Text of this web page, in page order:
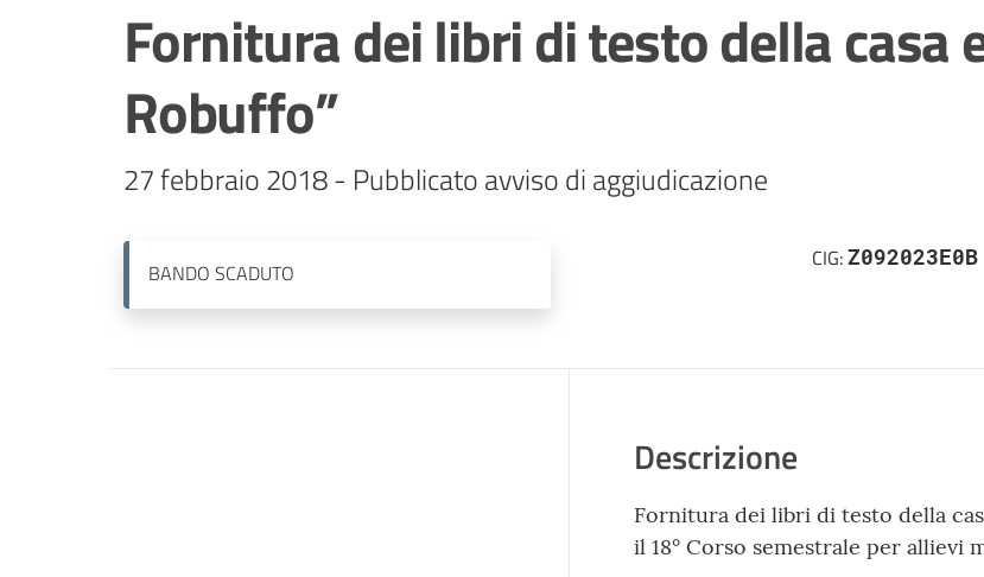
Fornitura dei libri di testo della casa
Robuffo”
27 febbraio 2018 - Pubblicato avviso di aggiudicazione
BANDO SCADUTO
CIG:Z092023E0B
Descrizione
Fornitura dei libri di testo della
il 18° Corso semestrale per allievi